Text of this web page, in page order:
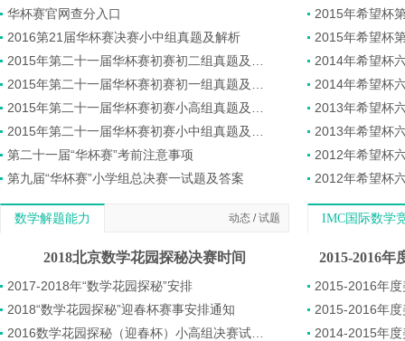
华杯赛官网查分入口
2016第21届华杯赛决赛小中组真题及解析
第二十一届“华杯赛”考前注意事项
第九届“华杯赛”小学组总决赛一试题及答案
2015年希望杯
2015年希望杯
2014年希望杯
2014年希望杯
2013年希望杯
2013年希望杯
2012年希望杯
2012年希望杯
数学解题能力 动态 /试题
2018北京数学花园探秘决赛时间
2017-2018年“数学花园探秘”安排
2018“数学花园探秘”迎春杯赛事安排通知
IMC国际数学
2015-2016年
2014-2015年